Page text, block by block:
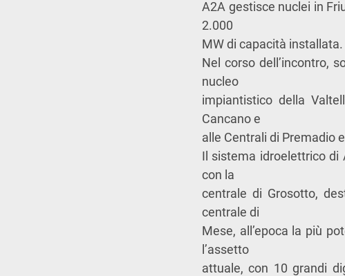
A2A gestisce nuclei in
2.000
MW di capacità installata.
Nel corso dell’incontro,
nucleo
impiantistico della
Cancano e
alle Centrali di Premadio
Il sistema idroelettrico di
con la
centrale di Grosotto,
centrale di
Mese, all’epoca la più
l’assetto
attuale, con 10 grandi